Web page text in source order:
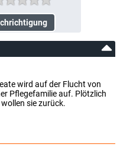
wird auf der Flucht von
Pflegefamilie auf. Plötzlich
sie zurück.